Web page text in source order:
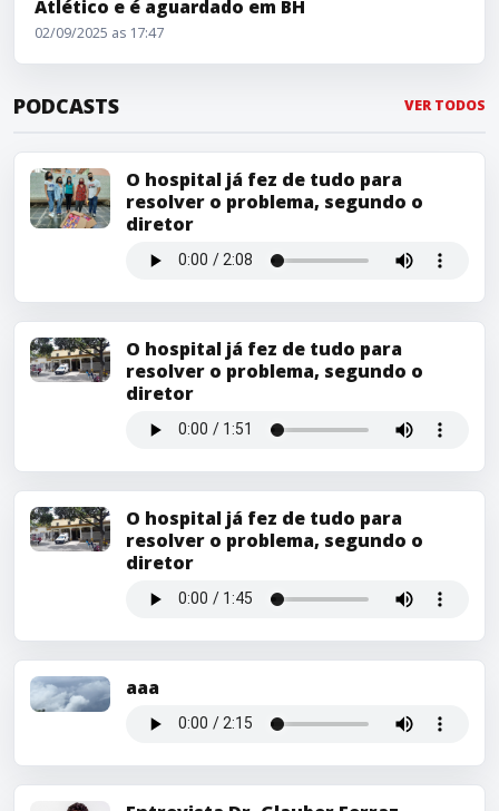
Atlético e é aguardado em BH
02/09/2025 as 17:47
PODCASTS VER TODOS
O hospital já fez de tudo para
resolver o problema, segundo o
diretor
O hospital já fez de tudo para
resolver o problema, segundo o
diretor
O hospital já fez de tudo para
resolver o problema, segundo o
diretor
aaa